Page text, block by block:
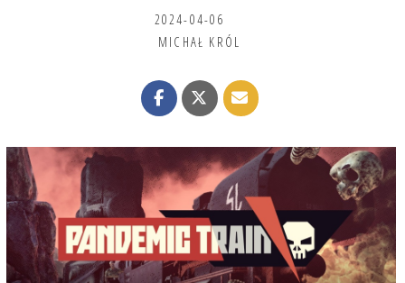
2024-04-06
MICHAŁ KRÓL